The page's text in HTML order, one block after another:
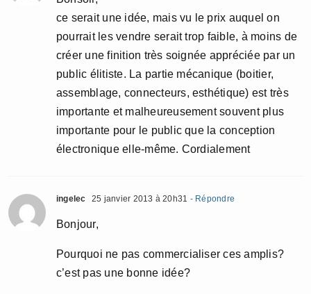
ce serait une idée, mais vu le prix auquel on
pourrait les vendre serait trop faible, à moins de
créer une finition très soignée appréciée par un
public élitiste. La partie mécanique (boitier,
assemblage, connecteurs, esthétique) est très
importante et malheureusement souvent plus
importante pour le public que la conception
électronique elle-même. Cordialement
ingelec 25 janvier 2013 à 20h31 - Répondre
Bonjour,
Pourquoi ne pas commercialiser ces amplis?
c’est pas une bonne idée?